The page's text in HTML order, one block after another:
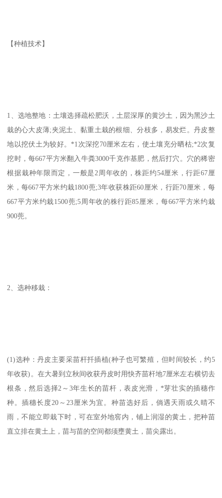
【种植技术】
1、选地整地：土壤选择疏松肥沃，土层深厚的黄沙土，因为黑沙土
栽的心大皮薄;夹泥土、黏重土栽的根细、分枝多，易发烂。丹皮整
地以挖伏土为较好。*1次深挖70厘米左右，使土壤充分晒枯;*2次复
挖时，每667平方米翻入牛粪3000千克作基肥，然后打穴。穴的稀密
根据栽种年限而定，一般是2周年收的，株距约54厘米，行距67厘
米，每667平方米约栽1800蔸;3年收获株距60厘米，行距70厘米，每
667平方米约栽1500蔸;5周年收的株行距85厘米，每667平方米约栽
900蔸。
2、选种移栽：
(1)选种：丹皮主要采苗杆扦插植(种子也可繁殖，但时间较长，约5
年收获)。在大暑到立秋间收获丹皮时用快齐苗杆地7厘米左右横切去
根条，然后选择2～3年生长的苗杆，表皮光滑，*芽壮实的插穗作
种。插穗长度20～23厘米为宜。种苗选好后，倘遇天雨或久晴不
雨，不能立即栽下时，可在室外地窖内，铺上润湿的黄土，把种苗
直立排在黄土上，苗与苗的空间都须壅黄土，苗尖露出。